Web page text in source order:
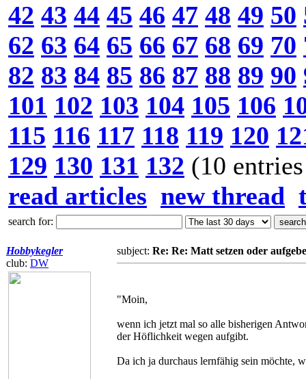
42 43 44 45 46 47 48 49 50
62 63 64 65 66 67 68 69 70
82 83 84 85 86 87 88 89 90
101 102 103 104 105 106
115 116 117 118 119 120
129 130 131 132 (10
read articles new thread
search for:
Hobbykegler
club: DW
subject: Re: Re: Matt setzen oder
"Moin,
wenn ich jetzt mal so alle bisherigen
der Höflichkeit wegen aufgibt.
Da ich ja durchaus lernfähig sein möchte,